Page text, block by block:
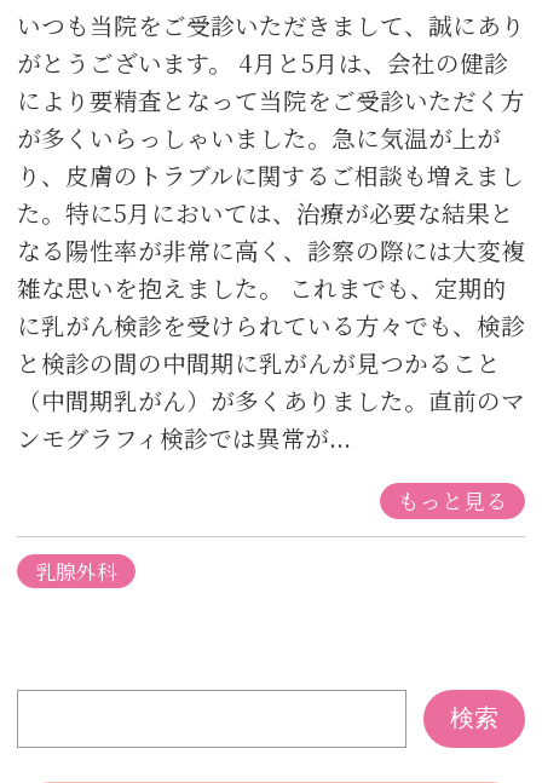
いつも当院をご受診いただきまして、誠にあり
がとうございます。 4月と5月は、会社の健診
により要精査となって当院をご受診いただく方
が多くいらっしゃいました。急に気温が上が
り、皮膚のトラブルに関するご相談も増えまし
た。特に5月においては、治療が必要な結果と
なる陽性率が非常に高く、診察の際には大変複
雑な思いを抱えました。 これまでも、定期的
に乳がん検診を受けられている方々でも、検診
と検診の間の中間期に乳がんが見つかること
（中間期乳がん）が多くありました。直前のマ
ンモグラフィ検診では異常が...
もっと見る
乳腺外科